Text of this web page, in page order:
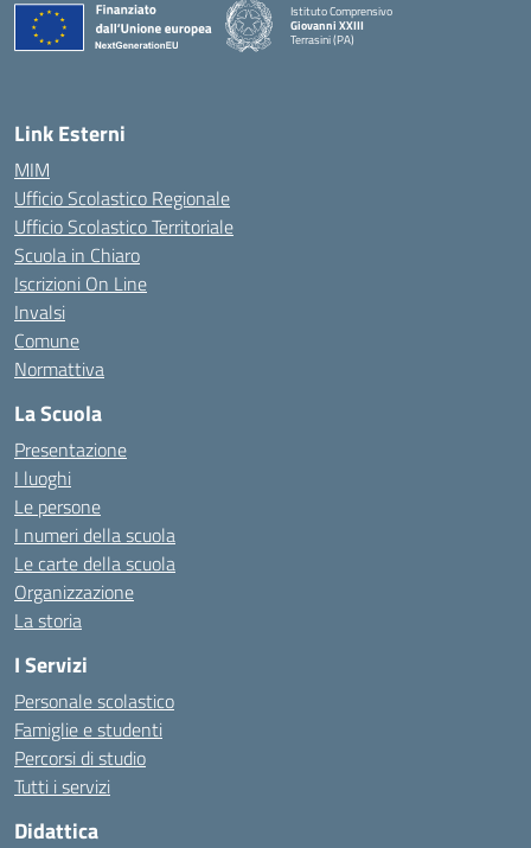
Istituto Comprensivo
Giovanni XXIII
Terrasini (PA)
Link Esterni
MIM
Ufficio Scolastico Regionale
Ufficio Scolastico Territoriale
Scuola in Chiaro
Iscrizioni On Line
Invalsi
Comune
Normattiva
La Scuola
Presentazione
I luoghi
Le persone
I numeri della scuola
Le carte della scuola
Organizzazione
La storia
I Servizi
Personale scolastico
Famiglie e studenti
Percorsi di studio
Tutti i servizi
Didattica